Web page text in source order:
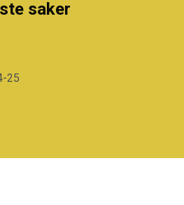
saker
25